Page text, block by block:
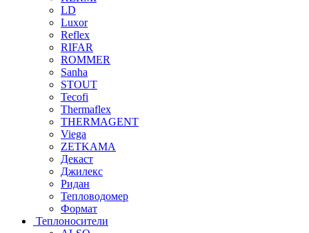
LD
Luxor
Reflex
RIFAR
ROMMER
Sanha
STOUT
Tecofi
Thermaflex
THERMAGENT
Viega
ZETKAMA
Декаст
Джилекс
Ридан
Тепловодомер
Формат
Теплоносители